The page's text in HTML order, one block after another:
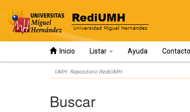
Inicio Listar Ayuda Contacto
UMH: Repositorio RediUMH
Buscar